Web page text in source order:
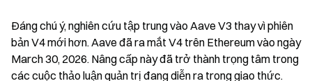
Đáng chú ý, nghiên cứu tập trung vào Aave V3 thay vì phiên
bản V4 mới hơn. Aave đã ra mắt V4 trên Ethereum vào ngày
March 30, 2026. Nâng cấp này đã trở thành trọng tâm trong
các cuộc thảo luận quản trị đang diễn ra trong giao thức.